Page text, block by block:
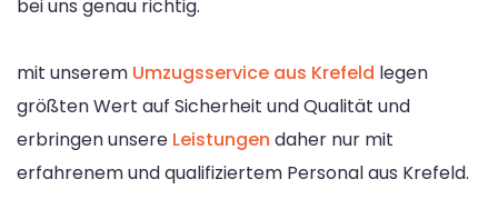
bei uns genau richtig.
mit unserem Umzugsservice aus Krefeld legen
größten Wert auf Sicherheit und Qualität und
erbringen unsere Leistungen daher nur mit
erfahrenem und qualifiziertem Personal aus Krefeld.